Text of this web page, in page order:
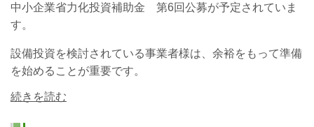
中小企業省力化投資補助金 第6回公募が予定されていま
す。
設備投資を検討されている事業者様は、余裕をもって準備
を始めることが重要です。
続きを読む